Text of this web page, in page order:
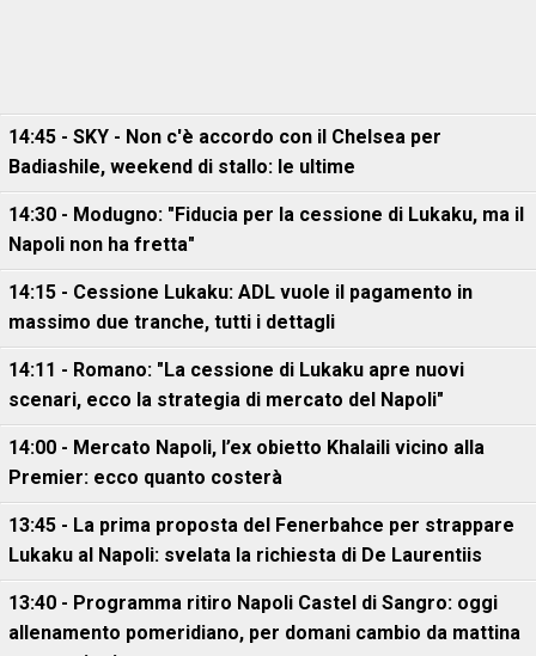
14:45 - SKY - Non c'è accordo con il Chelsea per
Badiashile, weekend di stallo: le ultime
14:30 - Modugno: "Fiducia per la cessione di Lukaku, ma il
Napoli non ha fretta"
14:15 - Cessione Lukaku: ADL vuole il pagamento in
massimo due tranche, tutti i dettagli
14:11 - Romano: "La cessione di Lukaku apre nuovi
scenari, ecco la strategia di mercato del Napoli"
14:00 - Mercato Napoli, l’ex obietto Khalaili vicino alla
Premier: ecco quanto costerà
13:45 - La prima proposta del Fenerbahce per strappare
Lukaku al Napoli: svelata la richiesta di De Laurentiis
13:40 - Programma ritiro Napoli Castel di Sangro: oggi
allenamento pomeridiano, per domani cambio da mattina